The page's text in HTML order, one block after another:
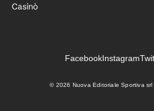
Casinò
FacebookInstagram
© 2026 Nuova Editoriale Sportiva